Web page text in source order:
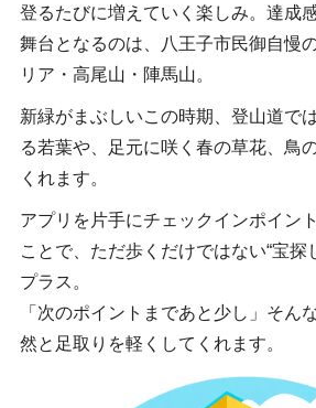
登るたびに増えていく楽しみ。達成
舞台となるのは、八王子市民御自慢
リア・高尾山・陣馬山。
新緑がまぶしいこの時期、登山道で
る若葉や、足元に咲く春の草花、鳥
くれます。
アプリを片手にチェックインポイン
ことで、ただ歩くだけではない“宝探
プラス。
「次のポイントまであと少し」そん
然と足取りを軽くしてくれます。